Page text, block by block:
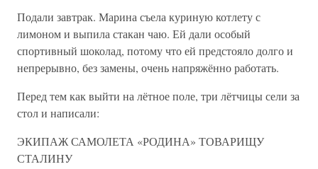
Подали завтрак. Марина съела куриную котлету с
лимоном и выпила стакан чаю. Ей дали особый
спортивный шоколад, потому что ей предстояло долго и
непрерывно, без замены, очень напряжённо работать.
Перед тем как выйти на лётное поле, три лётчицы сели за
стол и написали:
ЭКИПАЖ САМОЛЕТА «РОДИНА» ТОВАРИЩУ
СТАЛИНУ